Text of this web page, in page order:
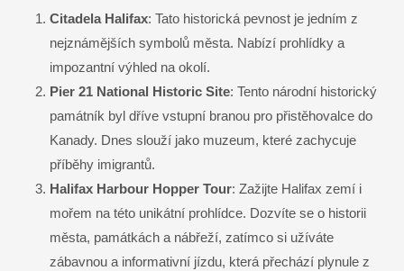
Citadela Halifax: Tato historická pevnost je jedním z
nejznámějších symbolů města. Nabízí prohlídky a
impozantní výhled na okolí.
Pier 21 National Historic Site: Tento národní historický
památník byl dříve vstupní branou pro přistěhovalce do
Kanady. Dnes slouží jako muzeum, které zachycuje
příběhy imigrantů.
Halifax Harbour Hopper Tour: Zažijte Halifax zemí i
mořem na této unikátní prohlídce. Dozvíte se o historii
města, památkách a nábřeží, zatímco si užíváte
zábavnou a informativní jízdu, která přechází plynule z